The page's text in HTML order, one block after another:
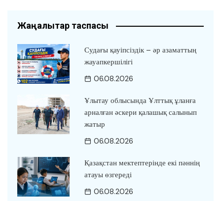
Жаңалықтар таспасы
Судағы қауіпсіздік – әр азаматтың
жауапкершілігі
06.08.2026
Ұлытау облысында Ұлттық ұланға
арналған әскери қалашық салынып
жатыр
06.08.2026
Қазақстан мектептерінде екі пәннің
атауы өзгереді
06.08.2026